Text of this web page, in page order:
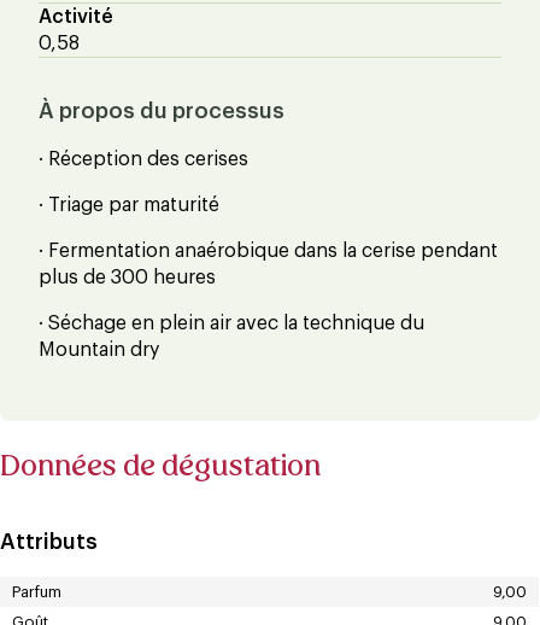
Activité
0,58
À propos du processus
· Réception des cerises
· Triage par maturité
· Fermentation anaérobique dans la cerise pendant
plus de 300 heures
· Séchage en plein air avec la technique du
Mountain dry
Données de dégustation
Attributs
Parfum
9,00